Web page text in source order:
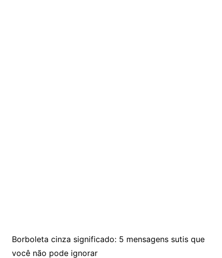
Borboleta cinza significado: 5 mensagens sutis que
você não pode ignorar